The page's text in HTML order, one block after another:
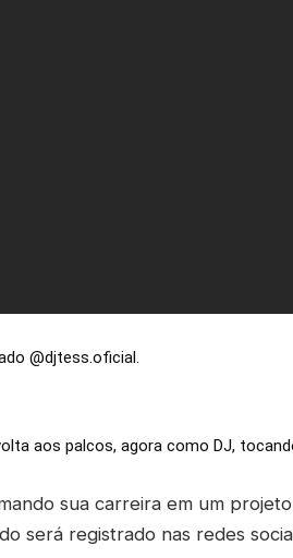
@djtess.oficial.
aos palcos, agora como DJ,
sua carreira em um
será registrado nas redes